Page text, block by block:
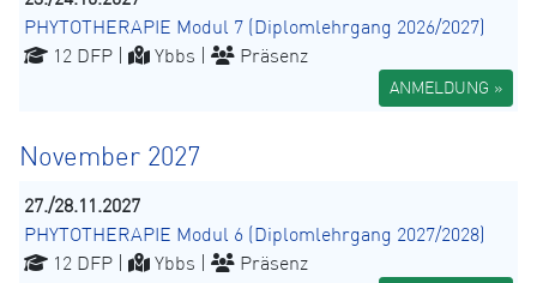
PHYTOTHERAPIE Modul 7 (Diplomlehrgang 2026/2027)
12 DFP |
Ybbs | Präsenz
ANMELDUNG »
November 2027
27./28.11.2027
PHYTOTHERAPIE Modul 6 (Diplomlehrgang 2027/2028)
12 DFP |
Ybbs | Präsenz